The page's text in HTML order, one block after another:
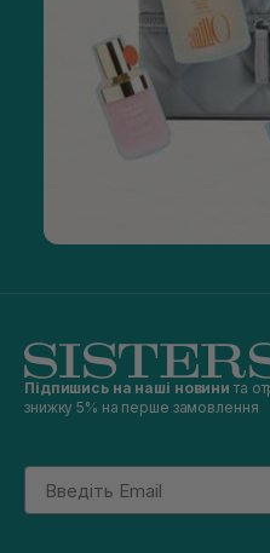
Підпишись на наші новини та
знижку 5% на перше замовлення
Email